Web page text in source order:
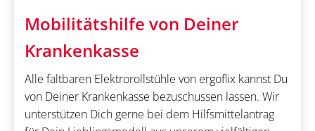
Mobilitätshilfe von Deiner
Krankenkasse
Alle faltbaren Elektrorollstühle von ergoflix kannst Du
von Deiner Krankenkasse bezuschussen lassen. Wir
unterstützen Dich gerne bei dem Hilfsmittelantrag